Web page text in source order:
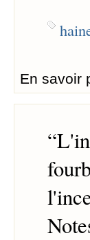
En savoir
“